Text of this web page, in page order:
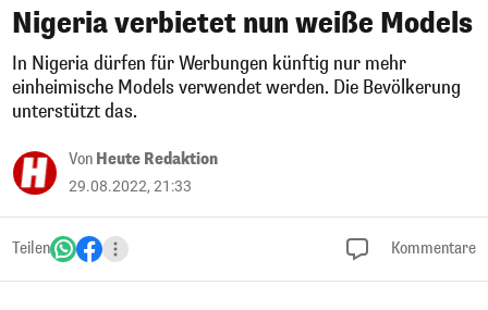
Nigeria verbietet nun weiße Models
In Nigeria dürfen für Werbungen künftig nur mehr
einheimische Models verwendet werden. Die Bevölkerung
unterstützt das.
Von Heute Redaktion
29.08.2022, 21:33
Teilen Kommentare